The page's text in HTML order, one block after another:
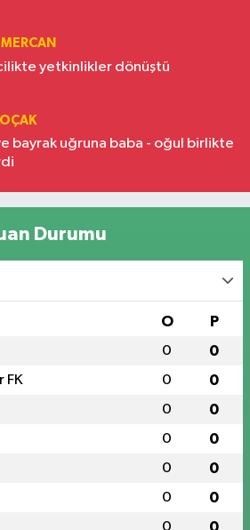
yetkinlikler dönüştü
bayrak uğruna baba - oğul birlikte
Durumu
O P
0 0
FK 0 0
0 0
0 0
0 0
0 0
0 0